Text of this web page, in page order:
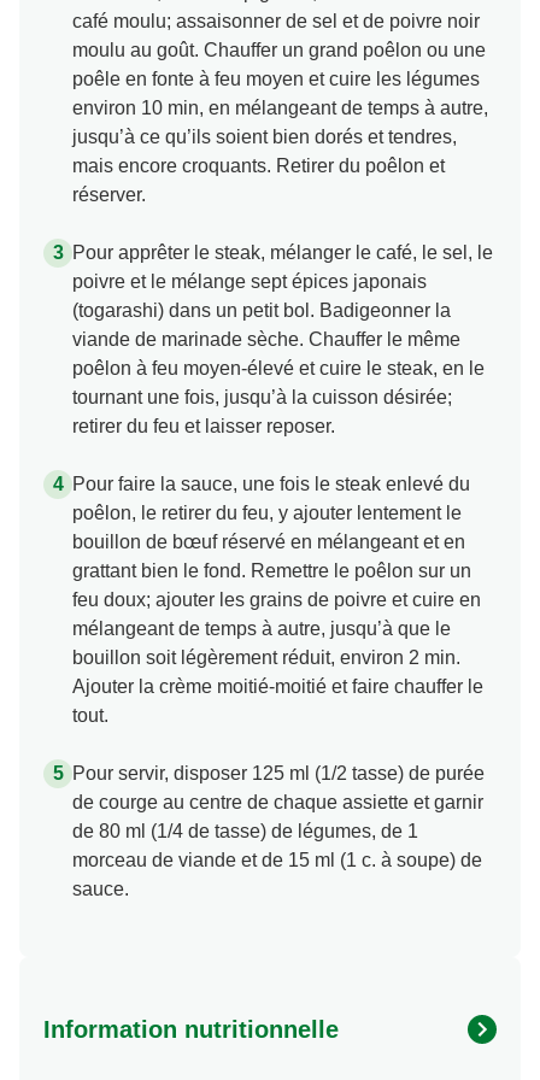
café moulu; assaisonner de sel et de poivre noir
moulu au goût. Chauffer un grand poêlon ou une
poêle en fonte à feu moyen et cuire les légumes
environ 10 min, en mélangeant de temps à autre,
jusqu’à ce qu’ils soient bien dorés et tendres,
mais encore croquants. Retirer du poêlon et
réserver.
Pour apprêter le steak, mélanger le café, le sel, le
poivre et le mélange sept épices japonais
(togarashi) dans un petit bol. Badigeonner la
viande de marinade sèche. Chauffer le même
poêlon à feu moyen-élevé et cuire le steak, en le
tournant une fois, jusqu’à la cuisson désirée;
retirer du feu et laisser reposer.
Pour faire la sauce, une fois le steak enlevé du
poêlon, le retirer du feu, y ajouter lentement le
bouillon de bœuf réservé en mélangeant et en
grattant bien le fond. Remettre le poêlon sur un
feu doux; ajouter les grains de poivre et cuire en
mélangeant de temps à autre, jusqu’à que le
bouillon soit légèrement réduit, environ 2 min.
Ajouter la crème moitié-moitié et faire chauffer le
tout.
Pour servir, disposer 125 ml (1/2 tasse) de purée
de courge au centre de chaque assiette et garnir
de 80 ml (1/4 de tasse) de légumes, de 1
morceau de viande et de 15 ml (1 c. à soupe) de
sauce.
Information nutritionnelle